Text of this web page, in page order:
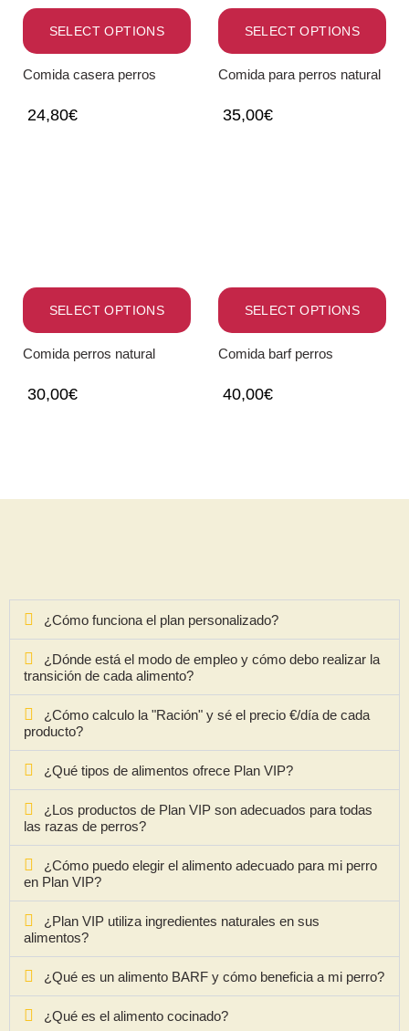
SELECT OPTIONS
Comida casera perros
24,80€
SELECT OPTIONS
Comida para perros natural
35,00€
SELECT OPTIONS
Comida perros natural
30,00€
SELECT OPTIONS
Comida barf perros
40,00€
¿Cómo funciona el plan personalizado?
¿Dónde está el modo de empleo y cómo debo realizar la
transición de cada alimento?
¿Cómo calculo la "Ración" y sé el precio €/día de cada
producto?
¿Qué tipos de alimentos ofrece Plan VIP?
¿Los productos de Plan VIP son adecuados para todas
las razas de perros?
¿Cómo puedo elegir el alimento adecuado para mi perro
en Plan VIP?
¿Plan VIP utiliza ingredientes naturales en sus
alimentos?
¿Qué es un alimento BARF y cómo beneficia a mi perro?
¿Qué es el alimento cocinado?